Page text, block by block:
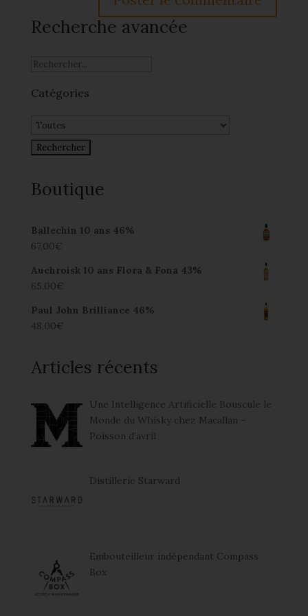
Recherche avancée
Catégories
Boutique
Ballechin 10 ans 46%
67,00€
Auchroisk 10 ans Flora & Fona 43%
65,00€
Paul John Brilliance 46%
48,00€
Articles récents
Une Intelligence Artificielle Bouscule le
Monde du Whisky chez Macallan –
Poisson d’avril
Distillerie Starward
Embouteilleur indépendant Compass
Box